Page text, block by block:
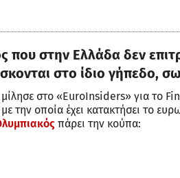
που στην Ελλάδα δεν
στο ίδιο γήπεδο,
στο «EuroInsiders» για το
την οποία έχει κατακτήσει το
πάρει την κούπα: